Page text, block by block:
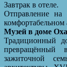
Завтрак в отеле.
Отправление
комфортабельном
Музей в доме
Традиционный
превращённый
зажиточной